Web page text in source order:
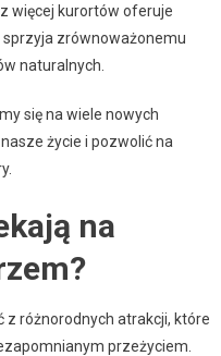
więcej kurortów oferuje
zrównoważonemu
naturalnych.
się na wiele nowych
życie i pozwolić na
na
różnorodnych atrakcji, które
przeżyciem.